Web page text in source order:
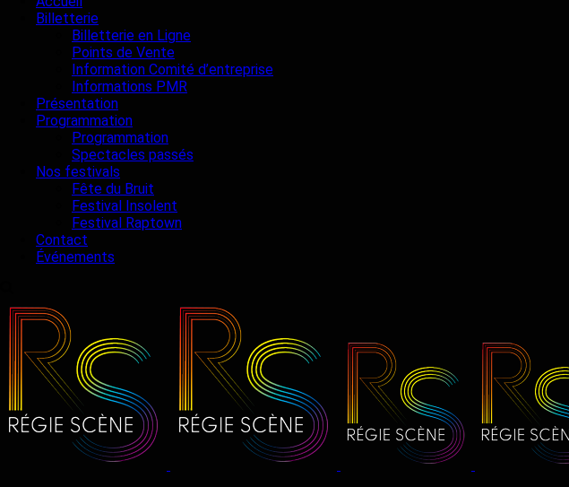
Billetterie
Billetterie en Ligne
Points de Vente
Information Comité d’entreprise
Informations PMR
Présentation
Programmation
Programmation
Spectacles passés
Nos festivals
Fête du Bruit
Festival Insolent
Festival Raptown
Contact
Événements